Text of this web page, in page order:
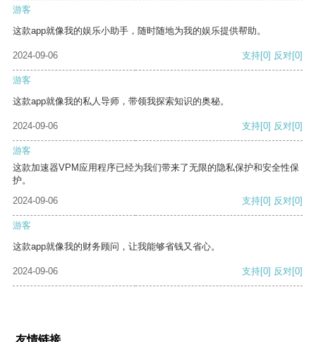
游客
这款app就像我的娱乐小助手，随时随地为我的娱乐提供帮助。
2024-09-06 支持[0] 反对[0]
游客
这款app就像我的私人导师，带领我探索知识的奥秘。
2024-09-06 支持[0] 反对[0]
游客
这款加速器VPM应用程序已经为我们带来了无限的隐私保护和安全性保
护。
2024-09-06
支持[0] 反对[0]
游客
这款app就像我的财务顾问，让我能够省钱又省心。
2024-09-06 支持[0] 反对[0]